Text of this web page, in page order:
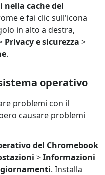
nella cache del
e fai clic sull'icona
in alto a destra,
Privacy e sicurezza >
.
operativo
problemi con il
causare problemi
del Chromebook
>Informazioni
. Installa